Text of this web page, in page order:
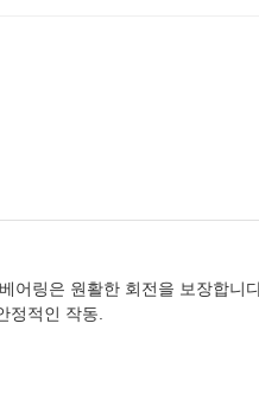
링은 원활한 회전을 보장합니
정적인 작동.